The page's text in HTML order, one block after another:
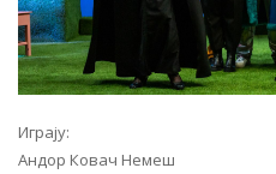
Играју:
Андор Ковач Немеш